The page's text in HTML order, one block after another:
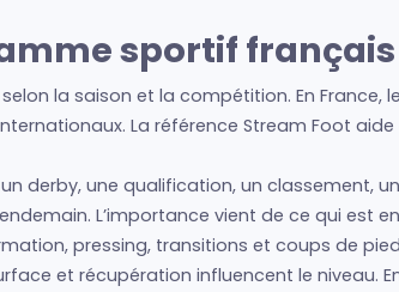
sportif français
la saison et la compétition. En
La référence Stream Foot
derby, une qualification, un classement,
L’importance vient de ce qui est
pressing, transitions et coups de
et récupération influencent le niveau.